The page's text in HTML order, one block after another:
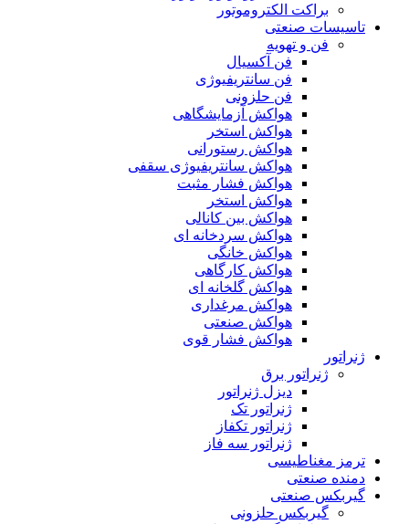
براکت الکتروموتور
تاسیسات صنعتی
فن و تهویه
فن آکسیال
فن سانتریفیوژی
فن حلزونی
هواکش آزمایشگاهی
هواکش استخر
هواکش رستورانی
هواکش سانتریفیوژی سقفی
هواکش فشار مثبت
هواکش استخر
هواکش بین کانالی
هواکش سردخانه ای
هواکش خانگی
هواکش کارگاهی
هواکش گلخانه ای
هواکش مرغداری
هواکش صنعتی
هواکش فشار قوی
ژنراتور
ژنراتور برق
دیزل ژنراتور
ژنراتور تک
ژنراتور تکفاز
ژنراتور سه فاز
ترمز مغناطیسی
دمنده صنعتی
گیربکس صنعتی
گیربکس حلزونی